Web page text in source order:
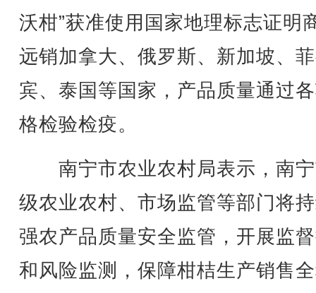
沃柑”获准使用国家地理标志证明
远销加拿大、俄罗斯、新加坡、
宾、泰国等国家，产品质量通过
格检验检疫。
南宁市农业农村局表示，南
级农业农村、市场监管等部门将
强农产品质量安全监管，开展监
和风险监测，保障柑桔生产销售